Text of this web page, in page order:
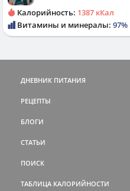
Калорийность: 1387 кКал
Витамины и минералы: 97%
ДНЕВНИК ПИТАНИЯ
РЕЦЕПТЫ
БЛОГИ
СТАТЬИ
ПОИСК
ТАБЛИЦА КАЛОРИЙНОСТИ